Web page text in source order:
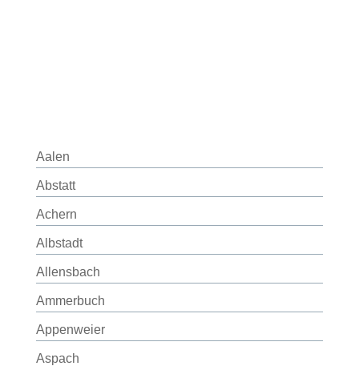
Aalen
Abstatt
Achern
Albstadt
Allensbach
Ammerbuch
Appenweier
Aspach